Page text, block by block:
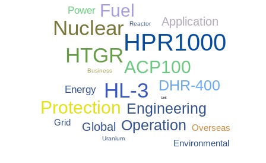
HPR1000
HTGR
HL-3
Nuclear
ACP100
Fuel
Protection
DHR-400
Engineering
Operation
Application
Global
Power
Energy
Overseas
Environmental
Grid
Business
Uranium
Reactor
Unit